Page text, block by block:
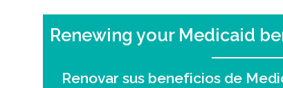
Renewing your Medicaid
Renovar sus beneficios de